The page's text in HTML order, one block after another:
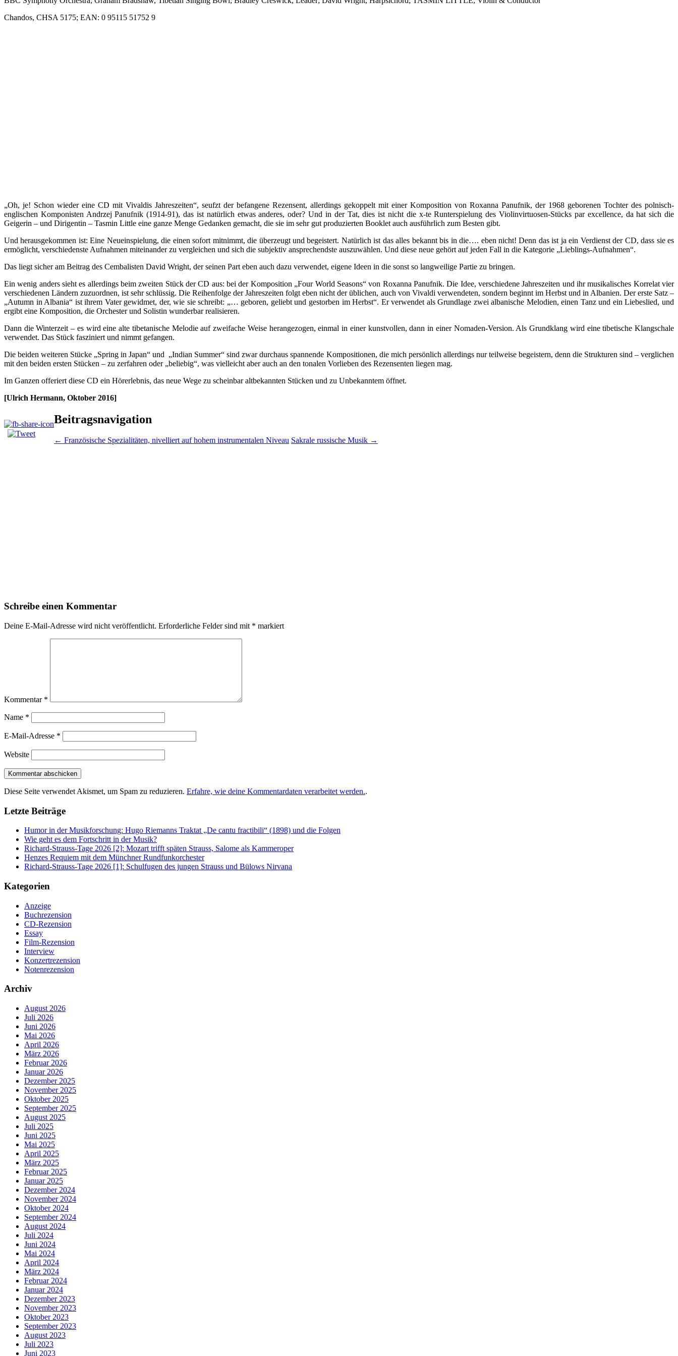
Chandos, CHSA 5175; EAN: 0 95115 51752 9
„Oh, je! Schon wieder eine CD mit Vivaldis Jahreszeiten“, seufzt der befangene Rezensent, allerdings gekoppelt mit einer Komposition von Roxanna Panufnik, der 1968 geborenen Tochter des polnisch-
englischen Komponisten Andrzej Panufnik (1914-91), das ist natürlich etwas anderes, oder? Und in der Tat, dies ist nicht die x-te Runterspielung des Violinvirtuosen-Stücks par excellence, da hat sich die
Geigerin – und Dirigentin – Tasmin Little eine ganze Menge Gedanken gemacht, die sie im sehr gut produzierten Booklet auch ausführlich zum Besten gibt.
Und herausgekommen ist: Eine Neueinspielung, die einen sofort mitnimmt, die überzeugt und begeistert. Natürlich ist das alles bekannt bis in die…. eben nicht! Denn das ist ja ein Verdienst der CD, dass sie es
ermöglicht, verschiedenste Aufnahmen miteinander zu vergleichen und sich die subjektiv ansprechendste auszuwählen. Und diese neue gehört auf jeden Fall in die Kategorie „Lieblings-Aufnahmen“.
Das liegt sicher am Beitrag des Cembalisten David Wright, der seinen Part eben auch dazu verwendet, eigene Ideen in die sonst so langweilige Partie zu bringen.
Ein wenig anders sieht es allerdings beim zweiten Stück der CD aus: bei der Komposition „Four World Seasons“ von Roxanna Panufnik. Die Idee, verschiedene Jahreszeiten und ihr musikalisches Korrelat vier
verschiedenen Ländern zuzuordnen, ist sehr schlüssig. Die Reihenfolge der Jahreszeiten folgt eben nicht der üblichen, auch von Vivaldi verwendeten, sondern beginnt im Herbst und in Albanien. Der erste Satz –
„Autumn in Albania“ ist ihrem Vater gewidmet, der, wie sie schreibt: „… geboren, geliebt und gestorben im Herbst“. Er verwendet als Grundlage zwei albanische Melodien, einen Tanz und ein Liebeslied, und
ergibt eine Komposition, die Orchester und Solistin wunderbar realisieren.
Dann die Winterzeit – es wird eine alte tibetanische Melodie auf zweifache Weise herangezogen, einmal in einer kunstvollen, dann in einer Nomaden-Version. Als Grundklang wird eine tibetische Klangschale
verwendet. Das Stück fasziniert und nimmt gefangen.
Die beiden weiteren Stücke „Spring in Japan“ und „Indian Summer“ sind zwar durchaus spannende Kompositionen, die mich persönlich allerdings nur teilweise begeistern, denn die Strukturen sind – verglichen
mit den beiden ersten Stücken – zu zerfahren oder „beliebig“, was vielleicht aber auch an den tonalen Vorlieben des Rezensenten liegen mag.
Im Ganzen offeriert diese CD ein Hörerlebnis, das neue Wege zu scheinbar altbekannten Stücken und zu Unbekanntem öffnet.
[Ulrich Hermann, Oktober 2016]
Beitragsnavigation
← Französische Spezialitäten, nivelliert auf hohem instrumentalen Niveau Sakrale russische Musik →
Schreibe einen Kommentar
Deine E-Mail-Adresse wird nicht veröffentlicht. Erforderliche Felder sind mit * markiert
Kommentar *
Name *
E-Mail-Adresse *
Website
Diese Seite verwendet Akismet, um Spam zu reduzieren. Erfahre, wie deine Kommentardaten verarbeitet werden..
Letzte Beiträge
Humor in der Musikforschung: Hugo Riemanns Traktat „De cantu fractibili“ (1898) und die Folgen
Wie geht es dem Fortschritt in der Musik?
Richard-Strauss-Tage 2026 [2]: Mozart trifft späten Strauss, Salome als Kammeroper
Henzes Requiem mit dem Münchner Rundfunkorchester
Richard-Strauss-Tage 2026 [1]: Schulfugen des jungen Strauss und Bülows Nirvana
Kategorien
Anzeige
Buchrezension
CD-Rezension
Essay
Film-Rezension
Interview
Konzertrezension
Notenrezension
Archiv
August 2026
Juli 2026
Juni 2026
Mai 2026
April 2026
März 2026
Februar 2026
Januar 2026
Dezember 2025
November 2025
Oktober 2025
September 2025
August 2025
Juli 2025
Juni 2025
Mai 2025
April 2025
März 2025
Februar 2025
Januar 2025
Dezember 2024
November 2024
Oktober 2024
September 2024
August 2024
Juli 2024
Juni 2024
Mai 2024
April 2024
März 2024
Februar 2024
Januar 2024
Dezember 2023
November 2023
Oktober 2023
September 2023
August 2023
Juli 2023
Juni 2023